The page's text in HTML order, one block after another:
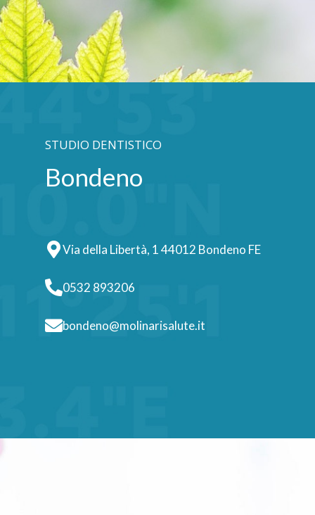
STUDIO DENTISTICO
Bondeno
Via della Libertà, 1 44012 Bondeno FE
0532 893206
bondeno@molinarisalute.it